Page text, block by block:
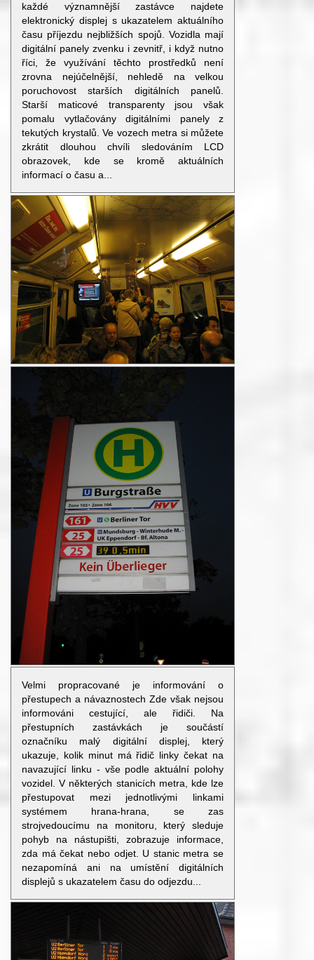
každé významnější zastávce najdete
elektronický displej s ukazatelem aktuálního
času příjezdu nejbližších spojů. Vozidla mají
digitální panely zvenku i zevnitř, i když nutno
říci, že využívání těchto prostředků není
zrovna nejúčelnější, nehledě na velkou
poruchovost starších digitálních panelů.
Starší maticové transparenty jsou však
pomalu vytlačovány digitálními panely z
tekutých krystalů. Ve vozech metra si můžete
zkrátit dlouhou chvíli sledováním LCD
obrazovek, kde se kromě aktuálních
informací o času a...
Velmi propracované je informování o
přestupech a návaznostech Zde však nejsou
informováni cestující, ale řidiči. Na
přestupních zastávkách je součástí
označníku malý digitální displej, který
ukazuje, kolik minut má řidič linky čekat na
navazující linku - vše podle aktuální polohy
vozidel. V některých stanicích metra, kde lze
přestupovat mezi jednotlivými linkami
systémem hrana-hrana, se zas
strojvedoucímu na monitoru, který sleduje
pohyb na nástupišti, zobrazuje informace,
zda má čekat nebo odjet. U stanic metra se
nezapomíná ani na umístění digitálních
displejů s ukazatelem času do odjezdu...